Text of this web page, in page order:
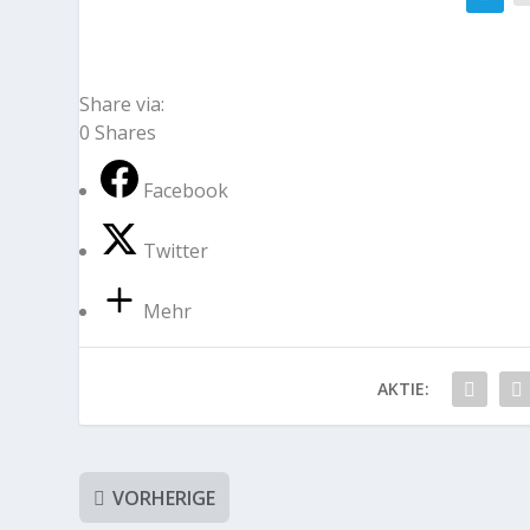
Share via:
0 Shares
Facebook
Twitter
Mehr
AKTIE:
VORHERIGE